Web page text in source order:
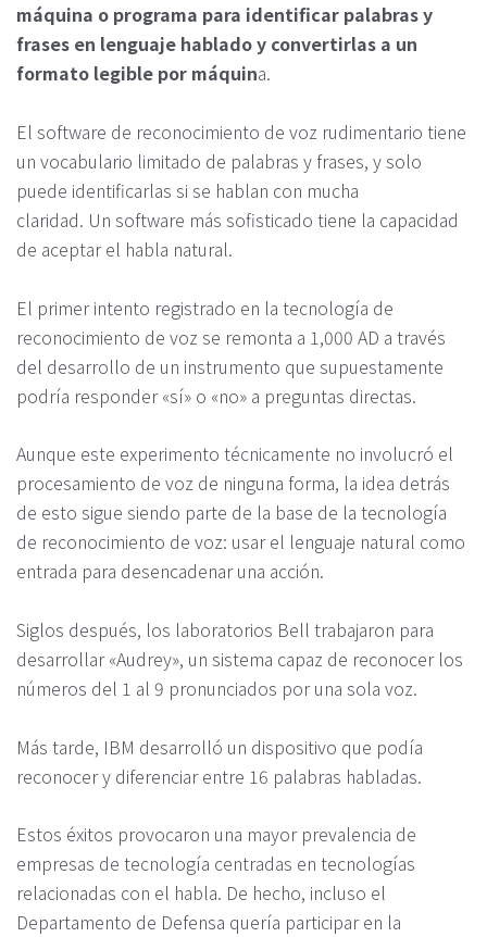
máquina o programa para identificar palabras y
frases en lenguaje hablado y convertirlas a un
formato legible por máquina.
El software de reconocimiento de voz rudimentario tiene
un vocabulario limitado de palabras y frases, y solo
puede identificarlas si se hablan con mucha
claridad. Un software más sofisticado tiene la capacidad
de aceptar el habla natural.
El primer intento registrado en la tecnología de
reconocimiento de voz se remonta a 1,000 AD a través
del desarrollo de un instrumento que supuestamente
podría responder «sí» o «no» a preguntas directas.
Aunque este experimento técnicamente no involucró el
procesamiento de voz de ninguna forma, la idea detrás
de esto sigue siendo parte de la base de la tecnología
de reconocimiento de voz: usar el lenguaje natural como
entrada para desencadenar una acción.
Siglos después, los laboratorios Bell trabajaron para
desarrollar «Audrey», un sistema capaz de reconocer los
números del 1 al 9 pronunciados por una sola voz.
Más tarde, IBM desarrolló un dispositivo que podía
reconocer y diferenciar entre 16 palabras habladas.
Estos éxitos provocaron una mayor prevalencia de
empresas de tecnología centradas en tecnologías
relacionadas con el habla. De hecho, incluso el
Departamento de Defensa quería participar en la